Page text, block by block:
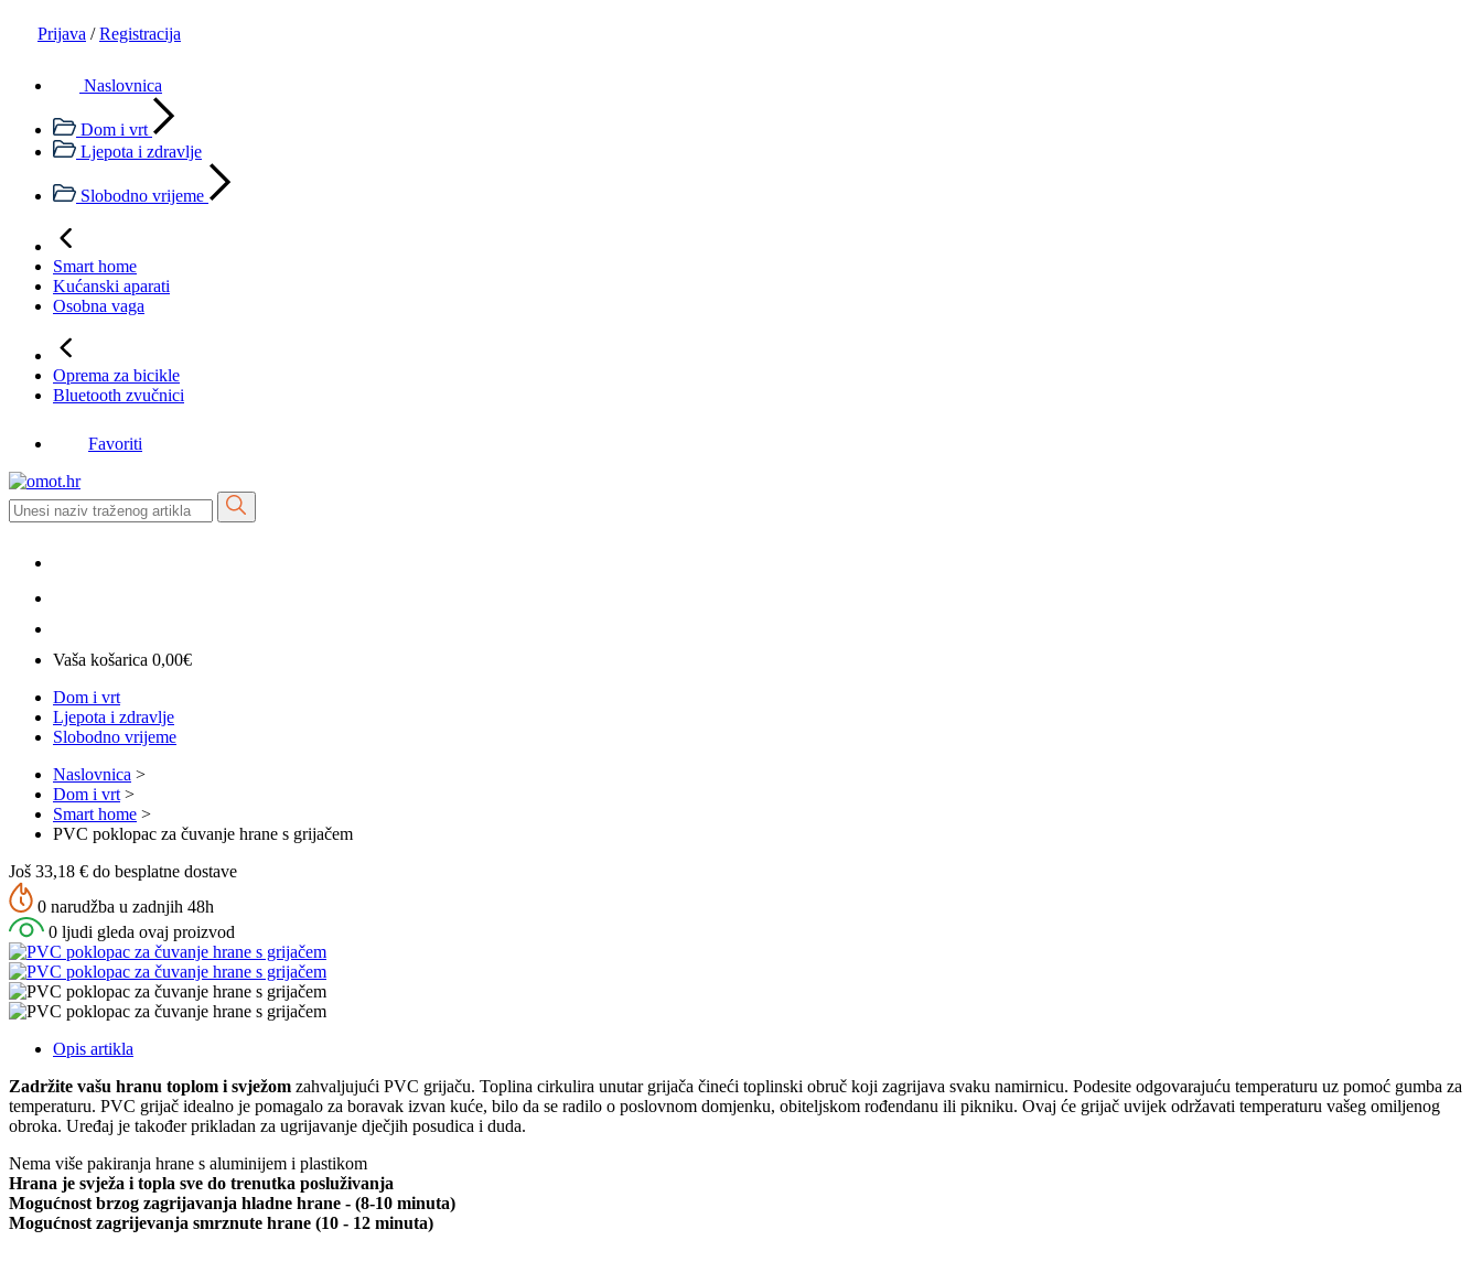
Prijava / Registracija
Naslovnica
Dom i vrt
Ljepota i zdravlje
Slobodno vrijeme
Smart home
Kućanski aparati
Osobna vaga
Oprema za bicikle
Bluetooth zvučnici
Favoriti
Vaša košarica 0,00€
Dom i vrt
Ljepota i zdravlje
Slobodno vrijeme
Naslovnica >
Dom i vrt >
Smart home >
PVC poklopac za čuvanje hrane s grijačem
Još 33,18 € do besplatne dostave
0 narudžba u zadnjih 48h
0 ljudi gleda ovaj proizvod
Opis artikla
Zadržite vašu hranu toplom i svježom zahvaljujući PVC grijaču. Toplina cirkulira unutar grijača čineći toplinski obruč koji zagrijava svaku namirnicu. Podesite odgovarajuću temperaturu uz pomoć gumba za
temperaturu. PVC grijač idealno je pomagalo za boravak izvan kuće, bilo da se radilo o poslovnom domjenku, obiteljskom rođendanu ili pikniku. Ovaj će grijač uvijek održavati temperaturu vašeg omiljenog
obroka. Uređaj je također prikladan za ugrijavanje dječjih posudica i duda.
Nema više pakiranja hrane s aluminijem i plastikom
Hrana je svježa i topla sve do trenutka posluživanja
Mogućnost brzog zagrijavanja hladne hrane - (8-10 minuta)
Mogućnost zagrijevanja smrznute hrane (10 - 12 minuta)